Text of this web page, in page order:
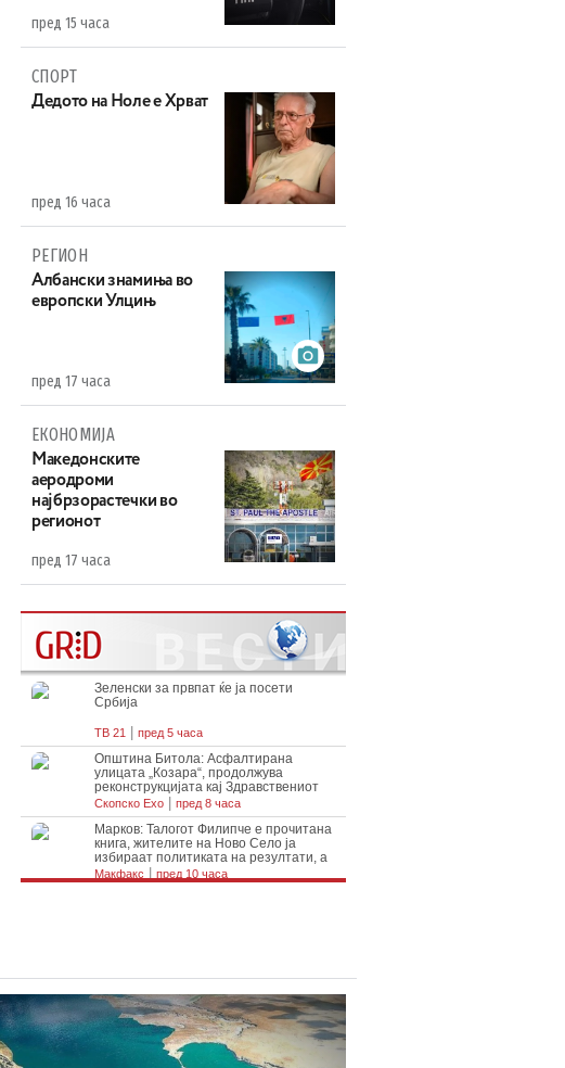
пред 15 часа
СПОРТ
Дедото на Ноле е Хрват
пред 16 часа
РЕГИОН
Aлбански знамиња во
европски Улцињ
пред 17 часа
ЕКОНОМИЈА
Maкедонските
аеродроми
најбрзорастечки во
регионот
пред 17 часа